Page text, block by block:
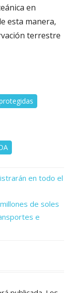
en
esta manera,
terrestre
en todo el
de soles
e